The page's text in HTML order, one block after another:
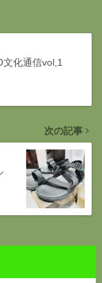
文化通信vol,1
次の記事